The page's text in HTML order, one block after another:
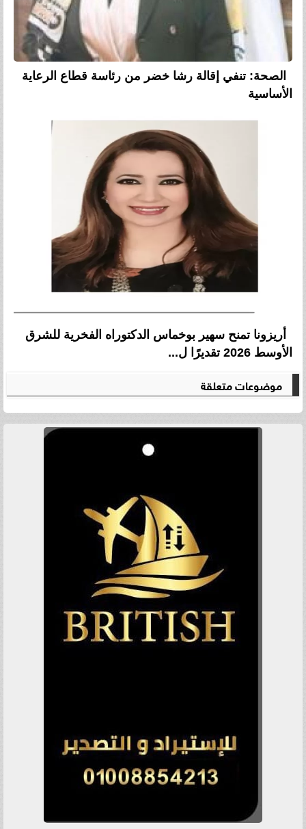
الصحة: تنفي إقالة رشا خضر من رئاسة قطاع الرعاية
الأساسية
أريزونا تمنح سهير بوخماس الدكتوراه الفخرية للشرق
الأوسط 2026 تقديرًا ل...
موضوعات متعلقة